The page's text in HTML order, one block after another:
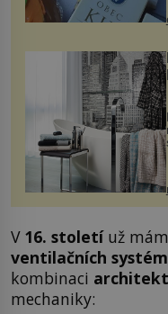
V 16. stoletíuž
ventilačních
kombinaci
mechaniky: